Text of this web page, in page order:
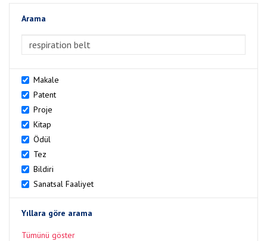
Arama
Makale
Patent
Proje
Kitap
Ödül
Tez
Bildiri
Sanatsal Faaliyet
Yıllara göre arama
Tümünü göster